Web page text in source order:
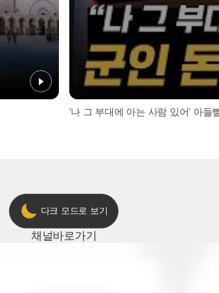
'나 그 부대에 아는 사람 있어' 아들
다크 모드로 보기
채널바로가기